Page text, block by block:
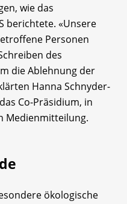
wie das
berichtete. «Unsere
Personen
des
die Ablehnung der
Hanna Schnyder-
Co-Präsidium, in
Medienmitteilung.
ökologische